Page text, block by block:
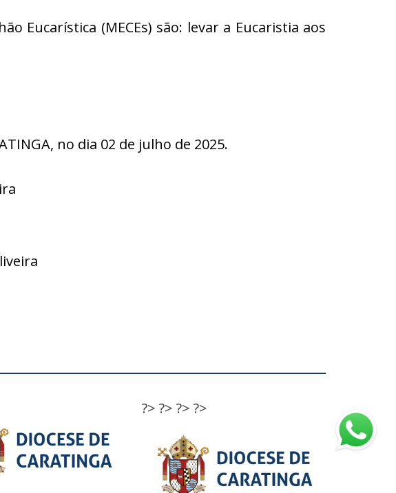
Eucarística (MECEs) são: levar a Eucaristia aos
no dia 02 de julho de 2025.
?> ?> ?> ?>